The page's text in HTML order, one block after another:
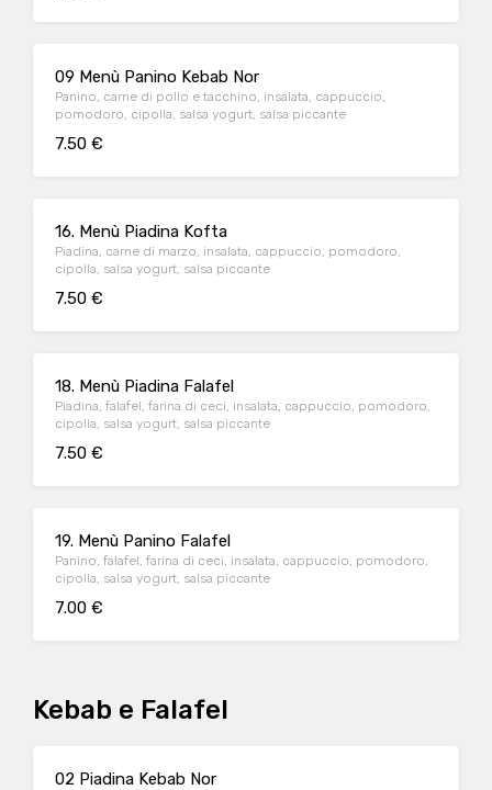
09 Menù Panino Kebab Nor
Panino, carne di pollo e tacchino, insalata, cappuccio,
pomodoro, cipolla, salsa yogurt, salsa piccante
7.50 €
16. Menù Piadina Kofta
Piadina, carne di marzo, insalata, cappuccio, pomodoro,
cipolla, salsa yogurt, salsa piccante
7.50 €
18. Menù Piadina Falafel
Piadina, falafel, farina di ceci, insalata, cappuccio, pomodoro,
cipolla, salsa yogurt, salsa piccante
7.50 €
19. Menù Panino Falafel
Panino, falafel, farina di ceci, insalata, cappuccio, pomodoro,
cipolla, salsa yogurt, salsa piccante
7.00 €
Kebab e Falafel
02 Piadina Kebab Nor